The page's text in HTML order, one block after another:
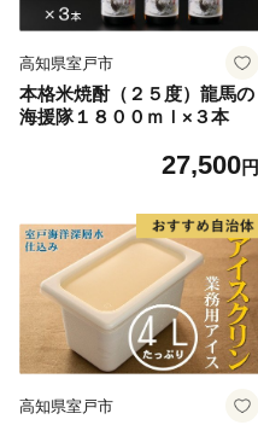
高知県室戸市
本格米焼酎（２５度）龍馬の
海援隊１８００ｍｌ×３本
27,500円
高知県室戸市